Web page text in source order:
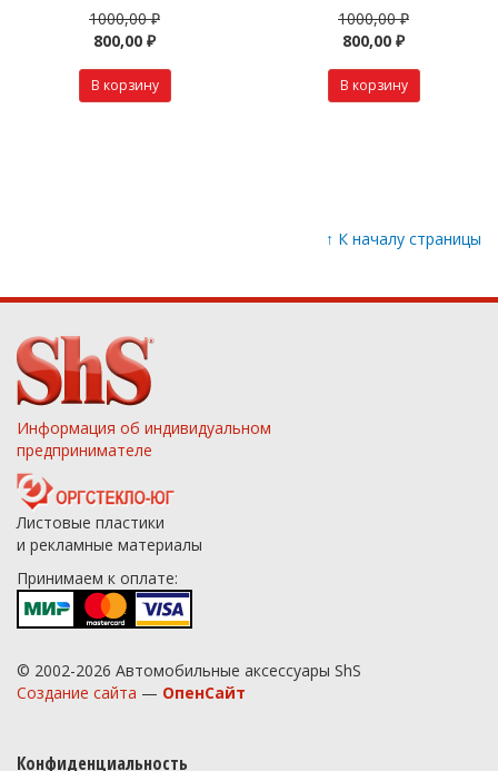
1000,00 ₽
800,00 ₽
1000,00 ₽
800,00 ₽
↑ К началу страницы
Информация об индивидуальном
предпринимателе
Листовые пластики
и рекламные материалы
Принимаем к оплате:
© 2002-2026 Автомобильные аксессуары ShS
Создание сайта — ОпенСайт
Конфиденциальность